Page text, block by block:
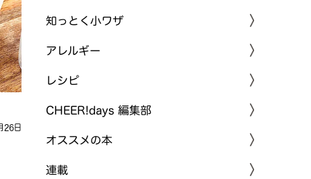
26日
知っとく小ワザ
アレルギー
レシピ
CHEER!days 編集部
オススメの本
連載